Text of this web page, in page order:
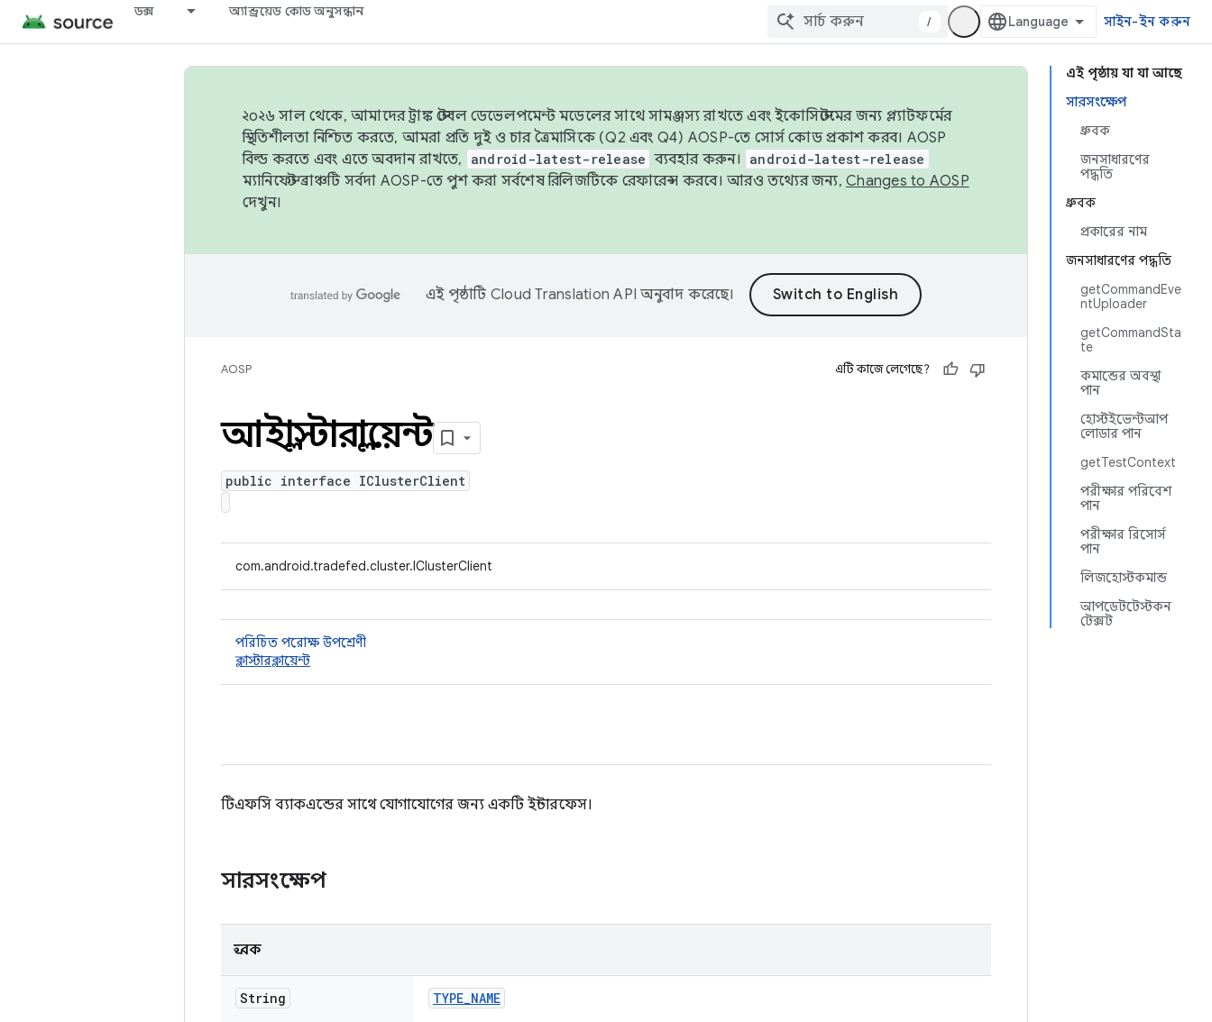
ডক্স অ্যান্ড্রয়েড কোড অনুসন্ধান
/ সাইন-ইন করুন
এই পৃষ্ঠায় যা যা আছে
সারসংক্ষেপ
ধ্রুবক
জনসাধারণের
পদ্ধতি
ধ্রুবক
প্রকারের নাম
জনসাধারণের পদ্ধতি
getCommandEve
ntUploader
getCommandSta
te
কমান্ডের অবস্থা
পান
হোস্টইভেন্টআপ
লোডার পান
getTestContext
পরীক্ষার পরিবেশ
পান
পরীক্ষার রিসোর্স
পান
লিজহোস্টকমান্ড
আপডেটটেস্টকন
টেক্সট
২০২৬ সাল থেকে, আমাদের ট্রাঙ্ক স্টেবল ডেভেলপমেন্ট মডেলের সাথে সামঞ্জস্য রাখতে এবং ইকোসিস্টেমের জন্য প্ল্যাটফর্মের
স্থিতিশীলতা নিশ্চিত করতে, আমরা প্রতি দুই ও চার ত্রৈমাসিকে (Q2 এবং Q4) AOSP-তে সোর্স কোড প্রকাশ করব। AOSP
বিল্ড করতে এবং এতে অবদান রাখতে,
android-latest-release ব্যবহার করুন। android-latest-release
ম্যানিফেস্ট ব্রাঞ্চটি সর্বদা AOSP-তে পুশ করা সর্বশেষ রিলিজটিকে রেফারেন্স করবে। আরও তথ্যের জন্য, Changes to AOSP
দেখুন।
এই পৃষ্ঠাটি Cloud Translation API অনুবাদ করেছে।
AOSP এটি কাজে লেগেছে?
আইক্লাস্টারক্লায়েন্ট
public interface IClusterClient
com.android.tradefed.cluster.IClusterClient
পরিচিত পরোক্ষ উপশ্রেণী
ক্লাস্টারক্লায়েন্ট
টিএফসি ব্যাকএন্ডের সাথে যোগাযোগের জন্য একটি ইন্টারফেস।
সারসংক্ষেপ
ধ্রুবক
String TYPE_NAME